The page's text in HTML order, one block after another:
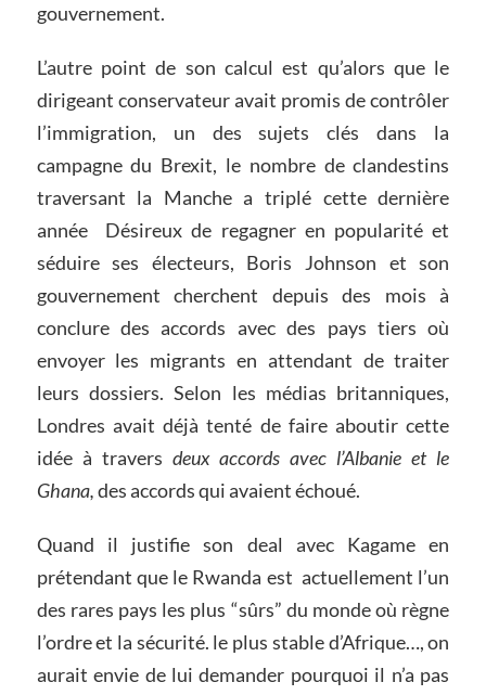
gouvernement.
L’autre point de son calcul est qu’alors que le
dirigeant conservateur avait promis de contrôler
l’immigration, un des sujets clés dans la
campagne du Brexit, le nombre de clandestins
traversant la Manche a triplé cette dernière
année Désireux de regagner en popularité et
séduire ses électeurs, Boris Johnson et son
gouvernement cherchent depuis des mois à
conclure des accords avec des pays tiers où
envoyer les migrants en attendant de traiter
leurs dossiers. Selon les médias britanniques,
Londres avait déjà tenté de faire aboutir cette
idée à travers deux accords avec l’Albanie et le
Ghana,des accords qui avaient échoué.
Quand il justifie son deal avec Kagame en
prétendant que le Rwanda est actuellement l’un
des rares pays les plus “sûrs” du monde où règne
l’ordre et la sécurité. le plus stable d’Afrique…, on
aurait envie de lui demander pourquoi il n’a pas